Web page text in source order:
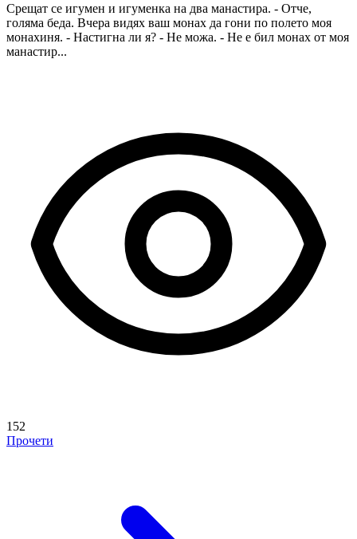
Срещат се игумен и игуменка на два манастира. - Отче,
голяма беда. Вчера видях ваш монах да гони по полето моя
монахиня. - Настигна ли я? - Не можа. - Не е бил монах от моя
манастир...
152
Прочети